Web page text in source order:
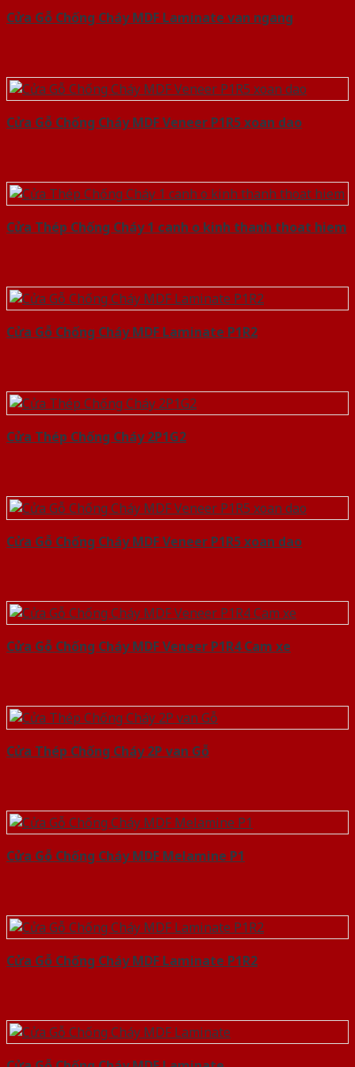
Cửa Gỗ Chống Cháy MDF Laminate van ngang
Cửa Gỗ Chống Cháy MDF Veneer P1R5 xoan dao
Cửa Thép Chống Cháy 1 canh o kinh thanh thoat hiem
Cửa Gỗ Chống Cháy MDF Laminate P1R2
Cửa Thép Chống Cháy 2P1G2
Cửa Gỗ Chống Cháy MDF Veneer P1R5 xoan dao
Cửa Gỗ Chống Cháy MDF Veneer P1R4 Cam xe
Cửa Thép Chống Cháy 2P van Gỗ
Cửa Gỗ Chống Cháy MDF Melamine P1
Cửa Gỗ Chống Cháy MDF Laminate P1R2